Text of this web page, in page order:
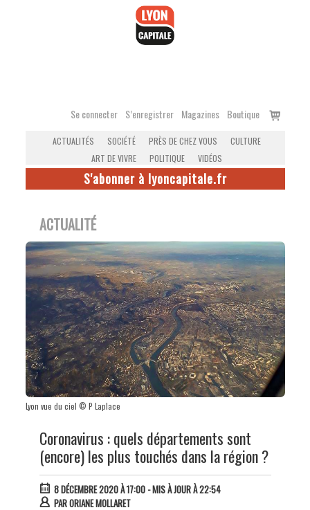
Se connecter S’enregistrer Magazines Boutique
Voir
ACTUALITÉS SOCIÉTÉ PRÈS DE CHEZ VOUS
CULTURE
ART DE VIVRE
POLITIQUE VIDÉOS
S'abonner à lyoncapitale.fr
ACTUALITÉ
Lyon vue du ciel © P Laplace
Coronavirus : quels départements sont
(encore) les plus touchés dans la région ?
8 DÉCEMBRE 2020 À 17:00- MIS À JOUR À 22:54
PARORIANE MOLLARET